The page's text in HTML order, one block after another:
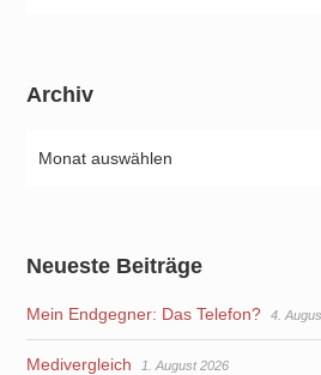
Archiv
Neueste Beiträge
Mein Endgegner: Das Telefon? 4.
Medivergleich 1. August 2026